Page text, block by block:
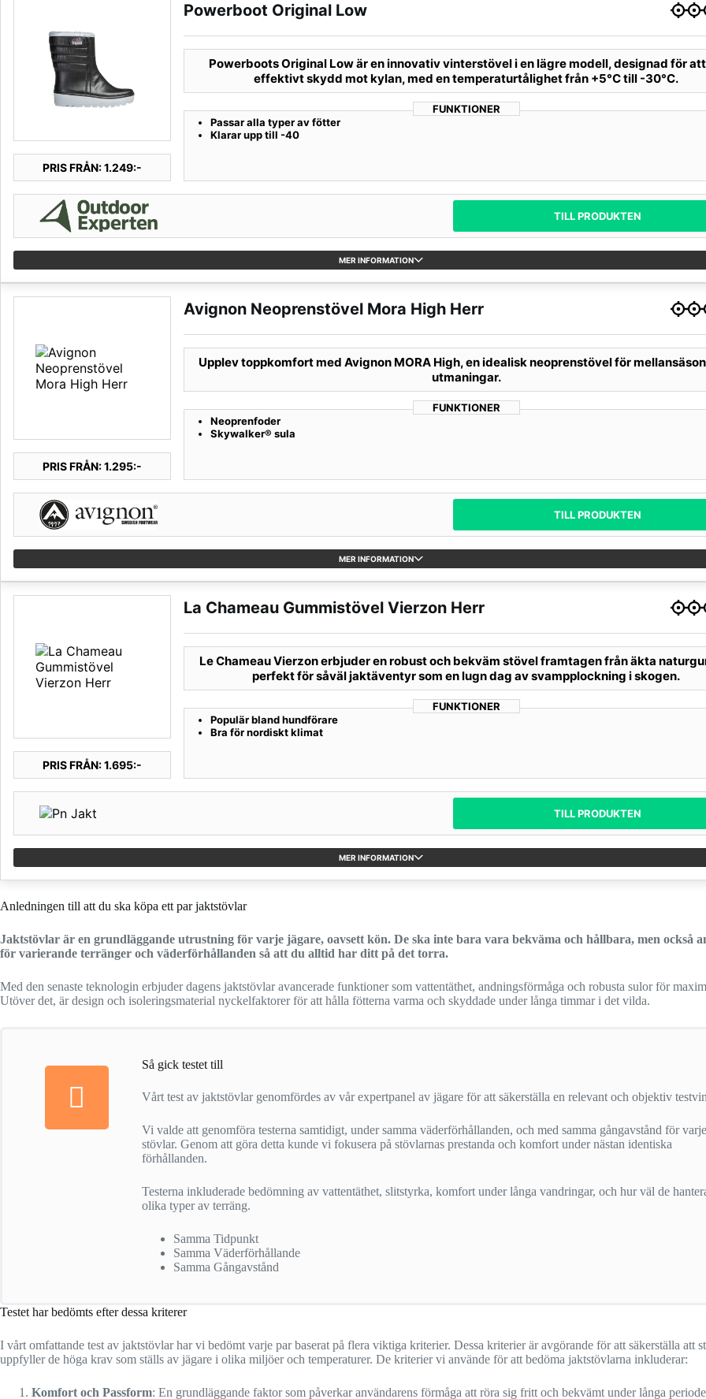
Powerboot Original Low
PRIS FRÅN: 1.249:-
FUNKTIONER
Passar alla typer av fötter
Klarar upp till -40
Powerboots Original Low är en innovativ vinterstövel i en lägre modell, designad för
effektivt skydd mot kylan, med en temperaturtålighet från +5°C till -30°C.
MER INFORMATION
TILL PRODUKTEN
Avignon Neoprenstövel Mora High Herr
PRIS FRÅN: 1.295:-
FUNKTIONER
Neoprenfoder
Skywalker® sula
Upplev toppkomfort med Avignon MORA High, en idealisk neoprenstövel för
utmaningar.
MER INFORMATION
TILL PRODUKTEN
La Chameau Gummistövel Vierzon Herr
PRIS FRÅN: 1.695:-
FUNKTIONER
Populär bland hundförare
Bra för nordiskt klimat
Le Chameau Vierzon erbjuder en robust och bekväm stövel framtagen från äkta
perfekt för såväl jaktäventyr som en lugn dag av svampplockning i skogen.
MER INFORMATION
TILL PRODUKTEN
Anledningen till att du ska köpa ett par jaktstövlar
Jaktstövlar är en grundläggande utrustning för varje jägare, oavsett kön. De ska inte bara vara bekväma och hållbara, men också
för varierande terränger och väderförhållanden så att du alltid har ditt på det torra.
Med den senaste teknologin erbjuder dagens jaktstövlar avancerade funktioner som vattentäthet, andningsförmåga och robusta sulor för
Utöver det, är design och isoleringsmaterial nyckelfaktorer för att hålla fötterna varma och skyddade under långa timmar i det vilda.
Så gick testet till
Vårt test av jaktstövlar genomfördes av vår expertpanel av jägare för att säkerställa en relevant och objektiv
Vi valde att genomföra testerna samtidigt, under samma väderförhållanden, och med samma gångavstånd för
stövlar. Genom att göra detta kunde vi fokusera på stövlarnas prestanda och komfort under nästan identiska
förhållanden.
Testerna inkluderade bedömning av vattentäthet, slitstyrka, komfort under långa vandringar, och hur väl de
olika typer av terräng.
Samma Tidpunkt
Samma Väderförhållande
Samma Gångavstånd
Testet har bedömts efter dessa kriterer
I vårt omfattande test av jaktstövlar har vi bedömt varje par baserat på flera viktiga kriterier. Dessa kriterier är avgörande för att säkerställa att
uppfyller de höga krav som ställs av jägare i olika miljöer och temperaturer. De kriterier vi använde för att bedöma jaktstövlarna inkluderar:
Komfort och Passform: En grundläggande faktor som påverkar användarens förmåga att röra sig fritt och bekvämt under långa